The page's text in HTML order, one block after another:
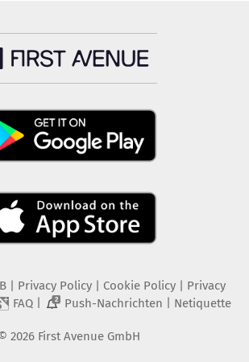
Privacy Policy| Cookie Policy| Privacy
FAQ| 2 Push-Nachrichten Netiquette
2026 First Avenue GmbH